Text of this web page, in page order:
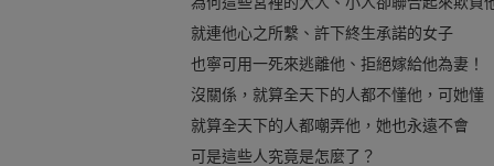
就連他心之所繫、許下終生承諾的女子
也寧可用一死來逃離他、拒絕嫁給他為妻！
沒關係，就算全天下的人都不懂他，可她懂
就算全天下的人都嘲弄他，她也永遠不會
可是這些人究竟是怎麼了？